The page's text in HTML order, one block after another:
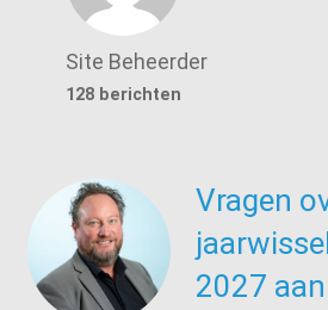
Site Beheerder
128 berichten
Vragen
2027